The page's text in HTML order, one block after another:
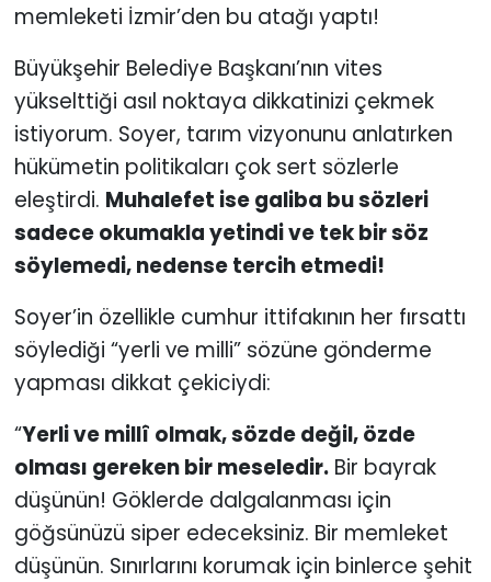
memleketi İzmir’den bu atağı yaptı!
Büyükşehir Belediye Başkanı’nın vites
yükselttiği asıl noktaya dikkatinizi çekmek
istiyorum. Soyer, tarım vizyonunu anlatırken
hükümetin politikaları çok sert sözlerle
eleştirdi. Muhalefet ise galiba bu sözleri
sadece okumakla yetindi ve tek bir söz
söylemedi, nedense tercih etmedi!
Soyer’in özellikle cumhur ittifakının her fırsattı
söylediği “yerli ve milli” sözüne gönderme
yapması dikkat çekiciydi:
“Yerli ve millî olmak, sözde değil, özde
olması gereken bir meseledir.Bir bayrak
düşünün! Göklerde dalgalanması için
göğsünüzü siper edeceksiniz. Bir memleket
düşünün. Sınırlarını korumak için binlerce şehit